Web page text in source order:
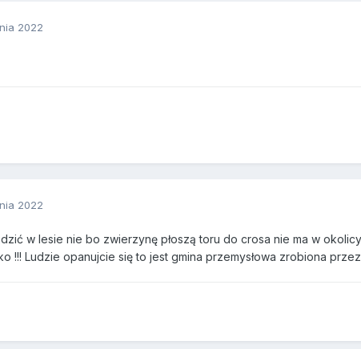
2022
2022
w lesie nie bo zwierzynę płoszą toru do crosa nie ma w
!!! Ludzie opanujcie się to jest gmina przemysłowa zrobiona